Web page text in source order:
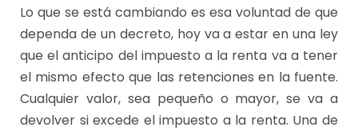
Lo que se está cambiando es esa voluntad de que
dependa de un decreto, hoy va a estar en una ley
que el anticipo del impuesto a la renta va a tener
el mismo efecto que las retenciones en la fuente.
Cualquier valor, sea pequeño o mayor, se va a
devolver si excede el impuesto a la renta. Una de